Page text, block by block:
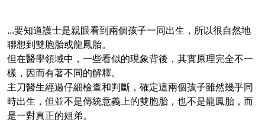
...要知道護士是親眼看到兩個孩子一同出生，所以很自然地
聯想到雙胞胎或龍鳳胎。
但在醫學領域中，一些看似的現象背後，其實原理完全不一
樣，因而有著不同的解釋。
主刀醫生經過仔細檢查和判斷，確定這兩個孩子雖然幾乎同
時出生，但並不是傳統意義上的雙胞胎，也不是龍鳳胎，而
是一對真正的姐弟。